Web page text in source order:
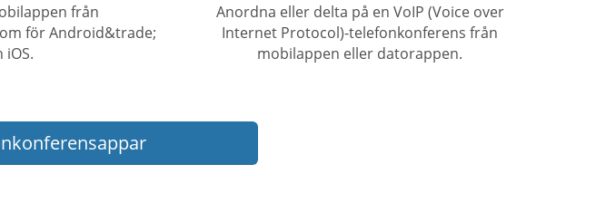
från
för Android&trade;
iOS.
Anordna eller delta på en VoIP (Voice over
Internet Protocol)-telefonkonferens från
mobilappen eller datorappen.